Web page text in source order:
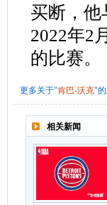
买断，他
2022年2
的比赛。
更多关于"肯巴-沃克"
相关新闻